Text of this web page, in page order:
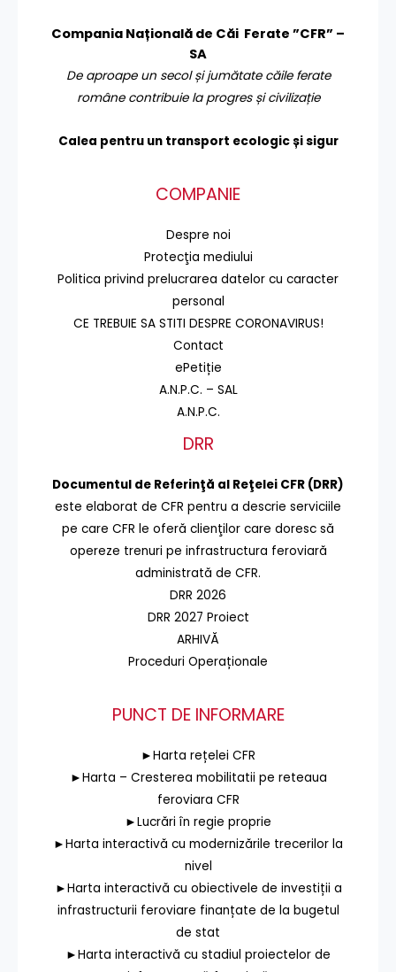
Compania Națională de Căi Ferate ”CFR” –
SA
De aproape un secol și jumătate căile ferate
române contribuie la progres și civilizație
Calea pentru un transport ecologic și sigur
COMPANIE
Despre noi
Protecţia mediului
Politica privind prelucrarea datelor cu caracter
personal
CE TREBUIE SA STITI DESPRE CORONAVIRUS!
Contact
ePetiție
A.N.P.C. – SAL
A.N.P.C.
DRR
Documentul de Referinţă al Reţelei CFR (DRR)
este elaborat de CFR pentru a descrie serviciile
pe care CFR le oferă clienţilor care doresc să
opereze trenuri pe infrastructura feroviară
administrată de CFR.
DRR 2026
DRR 2027 Proiect
ARHIVĂ
Proceduri Operaționale
PUNCT DE INFORMARE
►Harta rețelei CFR
►Harta – Cresterea mobilitatii pe reteaua
feroviara CFR
►Lucrări în regie proprie
►Harta interactivă cu modernizările trecerilor la
nivel
►Harta interactivă cu obiectivele de investiții a
infrastructurii feroviare finanțate de la bugetul
de stat
►Harta interactivă cu stadiul proiectelor de